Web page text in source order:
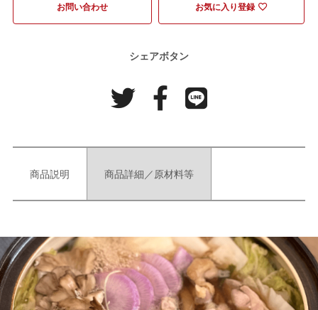
お問い合わせ お気に入り登録
シェアボタン
商品説明 商品詳細／原材料等